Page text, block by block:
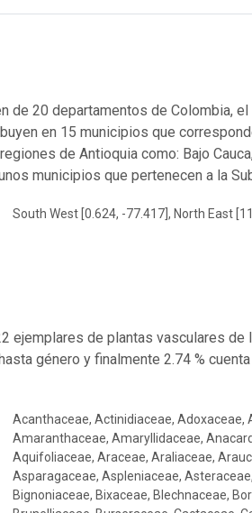
20 departamentos de Colombia,
en 15 municipios que
de Antioquia como: Bajo
municipios que pertenecen a la
South West [0.624, -77.417], North East
ejemplares de plantas vasculares
género y finalmente 2.74 %
Acanthaceae, Actinidiaceae, Adoxaceae, Alismataceae, Alstroemeriaceae, Alzateaceae, Amaranthaceae, Amaryllidaceae, Anacardiaceae, Annonaceae, Apiaceae, Apocynaceae, Aquifoliaceae, Araceae, Araliaceae, Araucariaceae, Arecaceae, Aristolochiaceae, Asparagaceae, Aspleniaceae, Asteraceae, Balsaminaceae, Begoniaceae, Betulaceae, Bignoniaceae, Bixaceae, Blechnaceae, Boraginaceae, Brassicaceae, Bromeliaceae, Brunelliaceae, Burseraceae, Cactaceae, Calophyllaceae, Campanulaceae, Cannabaceae, Cannaceae, Capparaceae, Caprifoliaceae, Cardiopteridaceae, Caricaceae, Caryocaraceae, Caryophyllaceae, Celastraceae, Chloranthaceae, Chrysobalanaceae, Cleomaceae, Clethraceae, Clusiaceae, Combretaceae, Commelinaceae, Connaraceae, Convolvulaceae, Coriariaceae, Costaceae, Cucurbitaceae, Cunoniaceae, Cupressaceae, Cyatheaceae, Cycadaceae, Cyclanthaceae, Cyperaceae,